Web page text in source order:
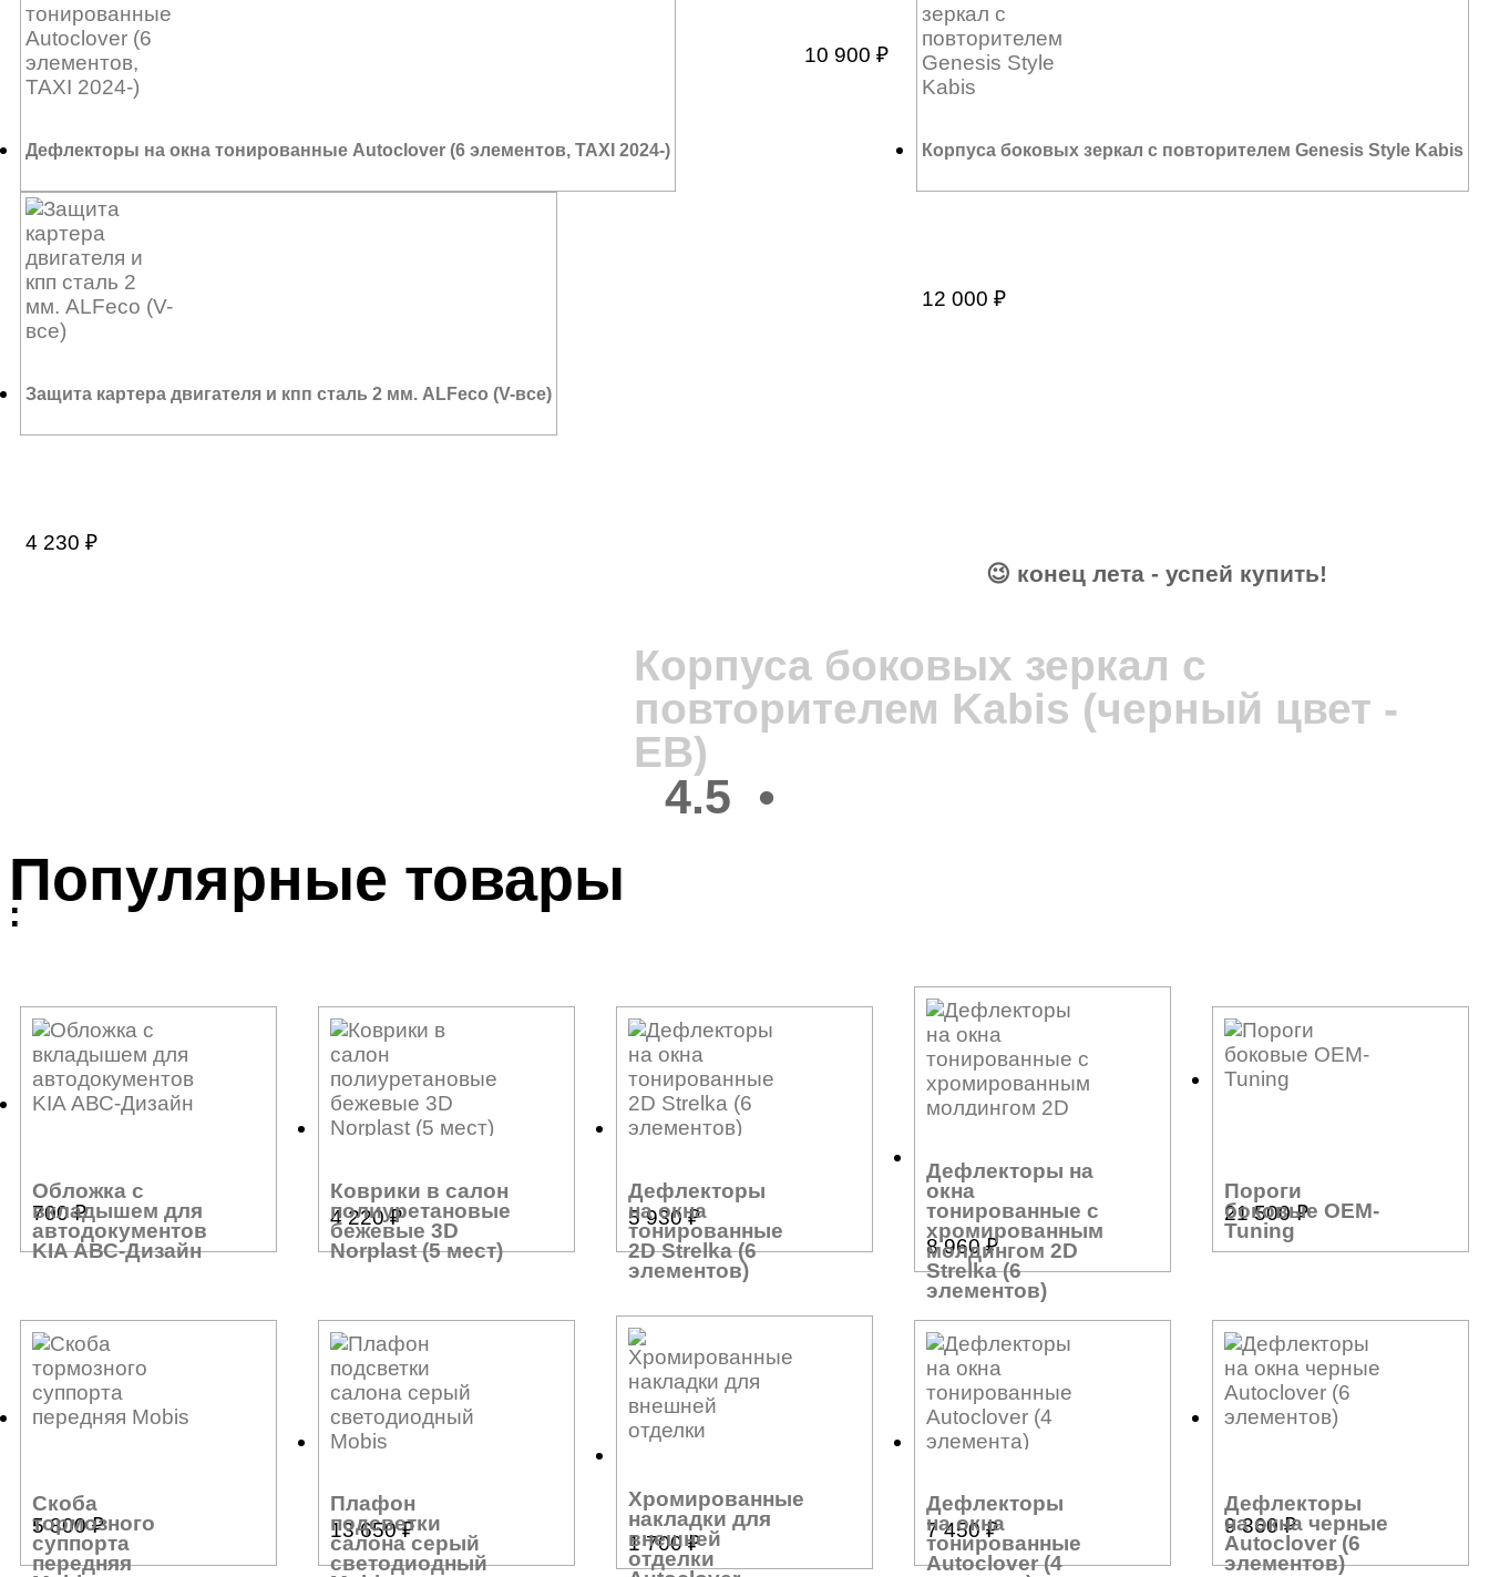
14 000₽
10 900 ₽
Дефлекторы на окна тонированные Autoclover (6 элементов, TAXI 2024-)
8 450 ₽
Корпуса боковых зеркал с повторителем Genesis Style Kabis
12 000 ₽
Защита картера двигателя и кпп сталь 2 мм. ALFeco (V-все)
4 230 ₽
😉 конец лета - успей купить!
Корпуса боковых зеркал с
повторителем Kabis (черный цвет -
EB)
4.5 •
Популярные товары
:
Обложка с
вкладышем для
автодокументов
KIA АВС-Дизайн
700₽
Коврики в салон
полиуретановые
бежевые 3D
Norplast (5 мест)
4 220₽
Дефлекторы
на окна
тонированные
2D Strelka (6
элементов)
5 930₽
Дефлекторы на
окна
тонированные с
хромированным
молдингом 2D
Strelka (6
элементов)
8 960₽
Пороги
боковые OEM-
Tuning
21 500₽
Скоба
тормозного
суппорта
передняя
5 800₽
Плафон
подсветки
салона серый
светодиодный
13 650₽
Хромированные
накладки для
внешней
отделки
1 700₽
Дефлекторы
на окна
тонированные
Autoclover (4
7 450₽
Дефлекторы
на окна черные
Autoclover (6
элементов)
9 360₽